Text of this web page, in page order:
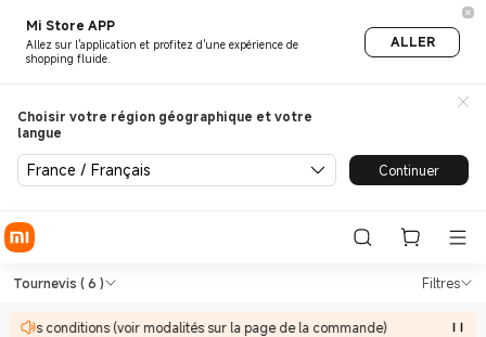
Mi Store APP
Allez sur l'application et profitez d'une expérience de
shopping fluide.
ALLER
Choisir votre région géographique et votre
langue
France / Français Continuer
Shop Outils Tournevis in
Tournevis ( 6 ) Filtres
à des conditions (voir modalités sur la page de la commande)
Shop Outils Tournevis in Xiaomi